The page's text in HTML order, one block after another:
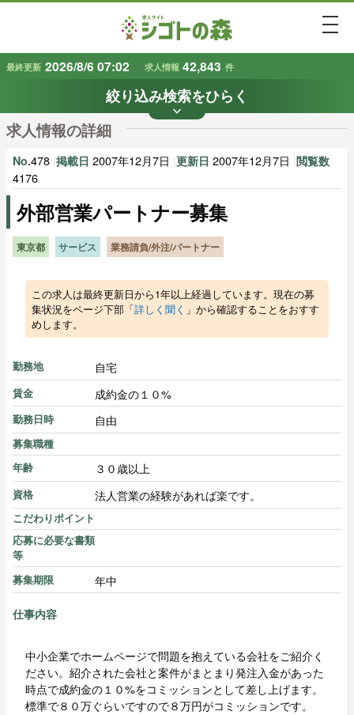
最終更新 2026/8/6 07:02 求人情報 42,843 件
絞り込み検索をひらく
keyboard_arrow_down
条件から探す
地域で探す 業種 で探す
雇用形態で探す 賃金で探す
求人情報の詳細
No.478 掲載日 2007年12月7日 更新日 2007年12月7日 閲覧数
4176
外部営業パートナー募集
東京都 サービス 業務請負/外注/パートナー
この求人は最終更新日から1年以上経過しています。現在の募
集状況をページ下部「詳しく聞く 」から確認することをおすす
めします。
勤務地 自宅
賃金 成約金の１０%
勤務日時 自由
募集職種
年齢
３０歳以上
資格 法人営業の経験があれば楽です。
こだわりポイント
応募に必要な書類
等
募集期限
年中
仕事内容
中小企業でホームページで問題を抱えている会社をご紹介く
ださい。紹介された会社と案件がまとまり発注入金があった
時点で成約金の１０%をコミッションとして差し上げます。
標準で８０万ぐらいですので８万円がコミッションです。